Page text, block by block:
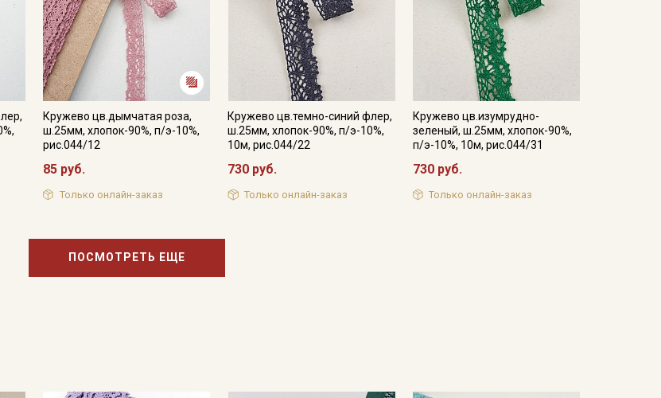
Кружево цв.дымчатая роза,
ш.25мм, хлопок-90%, п/э-10%,
рис.044/12
85 руб.
Только онлайн-заказ
Кружево цв.темно-синий флер,
ш.25мм, хлопок-90%, п/э-10%,
10м, рис.044/22
730 руб.
Только онлайн-заказ
Кружево цв.изумрудно-
зеленый, ш.25мм, хлопок-90%,
п/э-10%, 10м, рис.044/31
730 руб.
Только онлайн-заказ
ПОСМОТРЕТЬ ЕЩЕ
Подписаться
Ознакомлен(а) сПолитикой обработки персональных
и даюСогласие на обработку персональных
Согласие на получение рекламных и
рассылок